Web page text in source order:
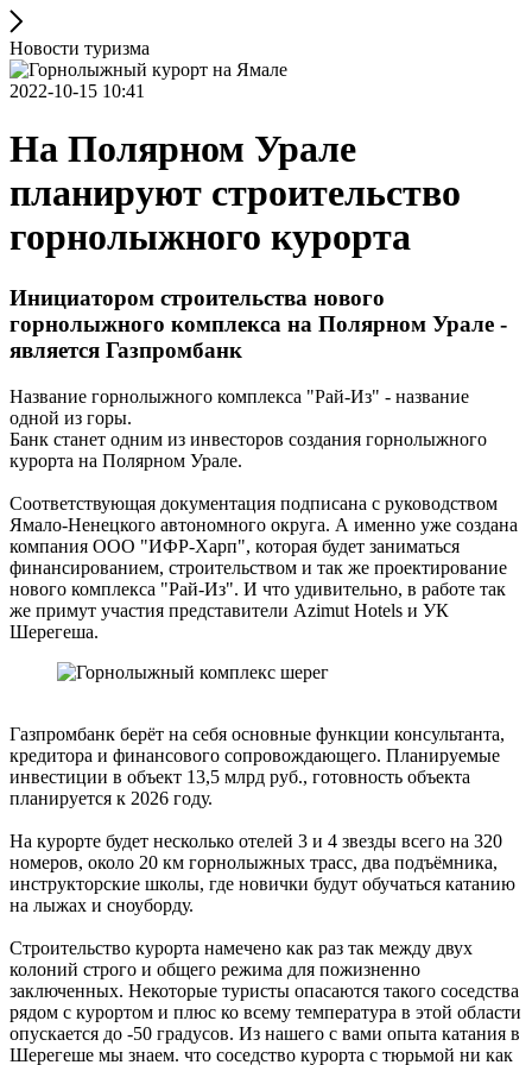
Новости туризма
2022-10-15 10:41
На Полярном Урале
планируют строительство
горнолыжного курорта
Инициатором строительства нового
горнолыжного комплекса на Полярном Урале -
является Газпромбанк
Название горнолыжного комплекса "Рай-Из" - название
одной из горы.
Банк станет одним из инвесторов создания горнолыжного
курорта на Полярном Урале.
Соответствующая документация подписана с руководством
Ямало-Ненецкого автономного округа. А именно уже создана
компания ООО "ИФР-Харп", которая будет заниматься
финансированием, строительством и так же проектирование
нового комплекса "Рай-Из". И что удивительно, в работе так
же примут участия представители Azimut Hotels и УК
Шерегеша.
Газпромбанк берёт на себя основные функции консультанта,
кредитора и финансового сопровождающего. Планируемые
инвестиции в объект 13,5 млрд руб., готовность объекта
планируется к 2026 году.
На курорте будет несколько отелей 3 и 4 звезды всего на 320
номеров, около 20 км горнолыжных трасс, два подъёмника,
инструкторские школы, где новички будут обучаться катанию
на лыжах и сноуборду.
Строительство курорта намечено как раз так между двух
колоний строго и общего режима для пожизненно
заключенных. Некоторые туристы опасаются такого соседства
рядом с курортом и плюс ко всему температура в этой области
опускается до -50 градусов. Из нашего с вами опыта катания в
Шерегеше мы знаем. что соседство курорта с тюрьмой ни как